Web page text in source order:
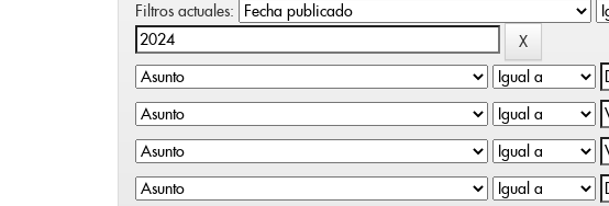
Filtros actuales: